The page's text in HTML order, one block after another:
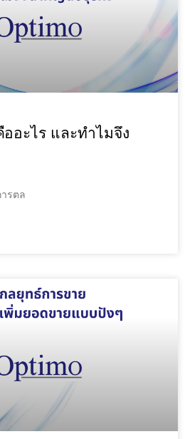
อะไร และทำไมจึง
รตล